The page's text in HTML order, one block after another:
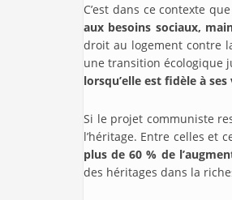
C’est dans ce contexte
aux besoins sociaux,
droit au logement contre
une transition écologique
lorsqu’elle est fidèle à
Si le projet communiste
l’héritage. Entre celles et
plus de 60 % de
des héritages dans la